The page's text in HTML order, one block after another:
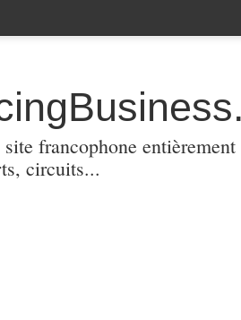
francophone
circuits...